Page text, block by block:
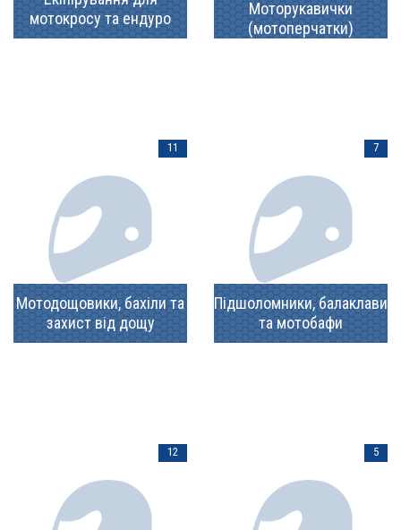
мотокросу та ендуро
Моторукавички
(мотоперчатки)
Мотодощовики, бахіли та
захист від дощу
11
Підшоломники, балаклави
та мотобафи
7
12 5